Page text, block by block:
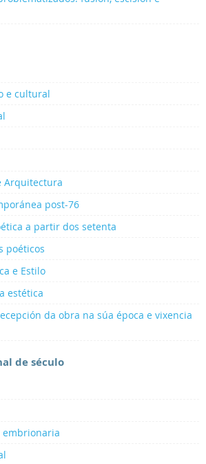
e cultural
Arquitectura
post-76
a partir dos setenta
poéticos
e Estilo
estética
da obra na súa época e vixencia
de século
embrionaria